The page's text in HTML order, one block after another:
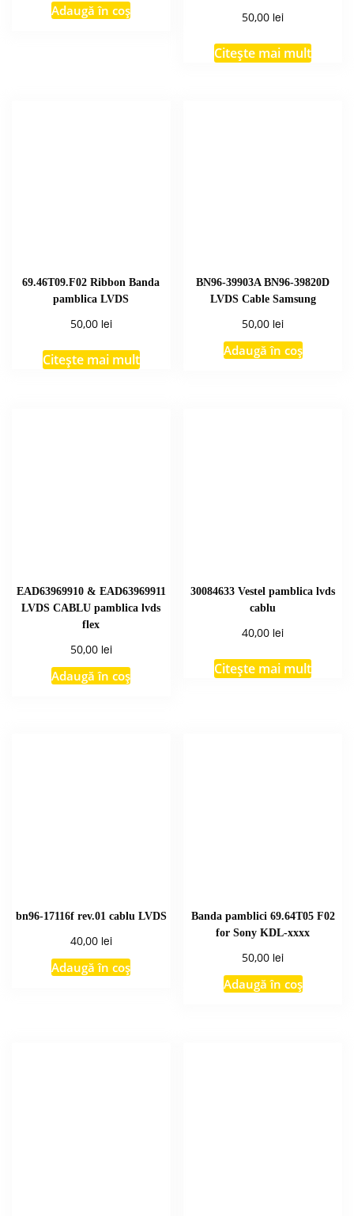
Adaugă în coș
50,00 lei
Citește mai mult
69.46T09.F02 Ribbon Banda
pamblica LVDS
50,00 lei
Citește mai mult
BN96-39903A BN96-39820D
LVDS Cable Samsung
50,00 lei
Adaugă în coș
EAD63969910 & EAD63969911
LVDS CABLU pamblica lvds
flex
50,00 lei
Adaugă în coș
30084633 Vestel pamblica lvds
cablu
40,00 lei
Citește mai mult
bn96-17116f rev.01 cablu LVDS
40,00 lei
Adaugă în coș
Banda pamblici 69.64T05 F02
for Sony KDL-xxxx
50,00 lei
Adaugă în coș